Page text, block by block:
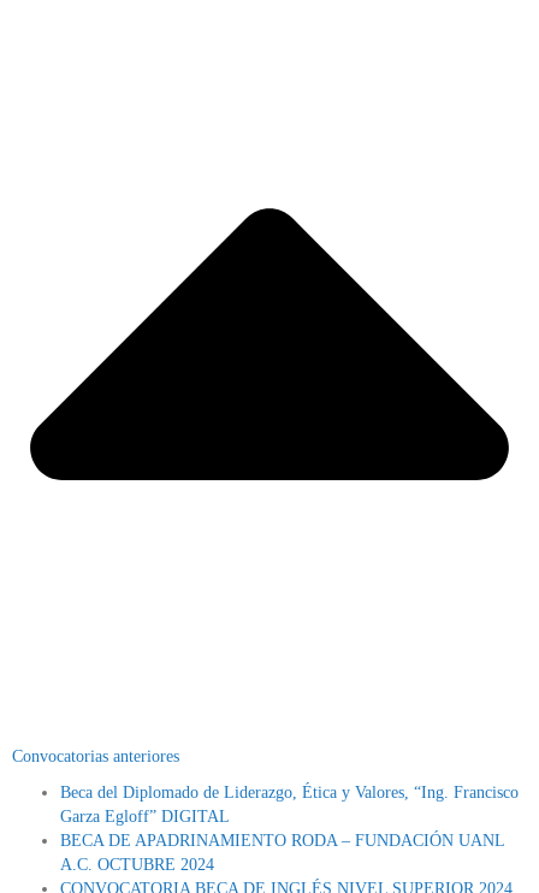
Convocatorias anteriores
Beca del Diplomado de Liderazgo, Ética y Valores, “Ing. Francisco
Garza Egloff” DIGITAL
BECA DE APADRINAMIENTO RODA – FUNDACIÓN UANL
A.C. OCTUBRE 2024
CONVOCATORIA BECA DE INGLÉS NIVEL SUPERIOR 2024